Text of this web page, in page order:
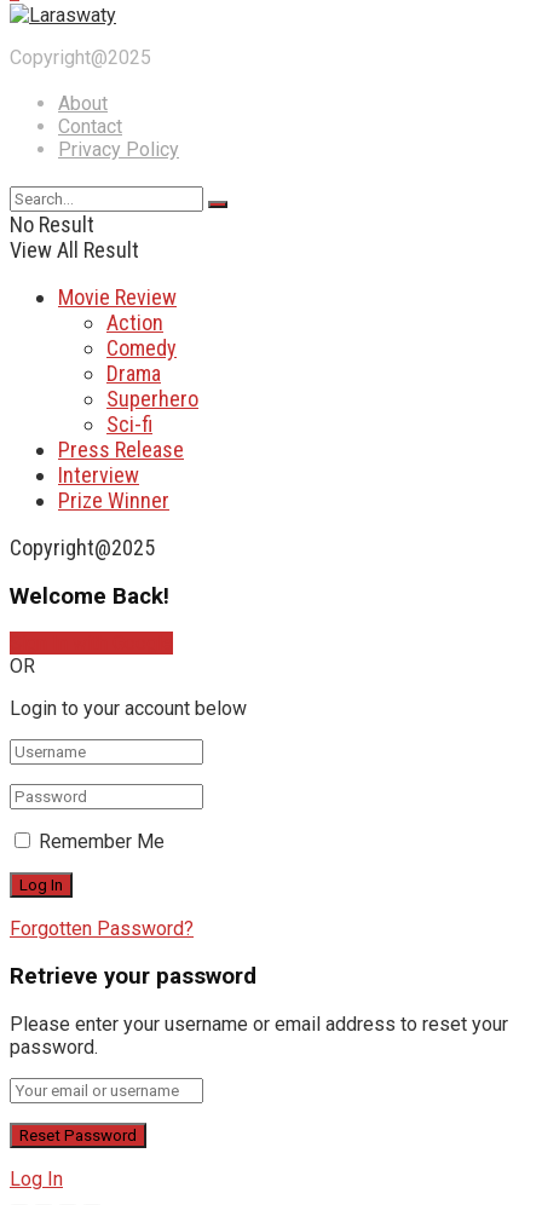
Copyright@2025
About
Contact
Privacy Policy
No Result
View All Result
Movie Review
Action
Comedy
Drama
Superhero
Sci-fi
Press Release
Interview
Prize Winner
Copyright@2025
Welcome Back!
OR
Login to your account below
Remember Me
Forgotten Password?
Retrieve your password
Please enter your username or email address to reset your
password.
Log In